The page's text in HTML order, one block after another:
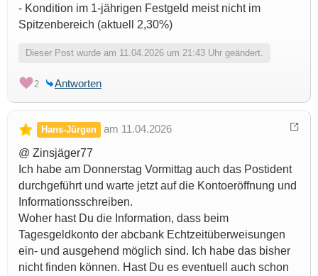
- Kondition im 1-jährigen Festgeld meist nicht im
Spitzenbereich (aktuell 2,30%)
Dieser Post wurde am 11.04.2026 um 21:43 Uhr geändert.
2 Antworten
Hans-Jürgen
am 11.04.2026
@ Zinsjäger77
Ich habe am Donnerstag Vormittag auch das Postident
durchgeführt und warte jetzt auf die Kontoeröffnung und
Informationsschreiben.
Woher hast Du die Information, dass beim
Tagesgeldkonto der abcbank Echtzeitüberweisungen
ein- und ausgehend möglich sind. Ich habe das bisher
nicht finden können. Hast Du es eventuell auch schon